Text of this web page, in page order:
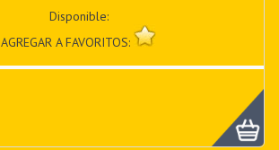
Disponible:
AGREGAR A FAVORITOS: